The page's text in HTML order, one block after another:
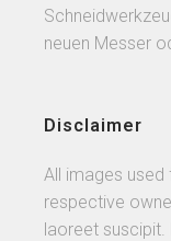
neuen Messer
Disclaimer
All images
respective
laoreet suscipit.